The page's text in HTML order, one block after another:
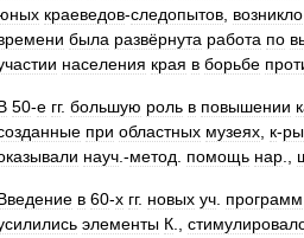
краеведов-следопытов возникло
была развёрнута работа по
населения края в борьбе
50-е гг. большую роль в повышении
при областных музеях к-
науч .-метод помощь нар
в 60-х гг. новых уч программ
элементы К